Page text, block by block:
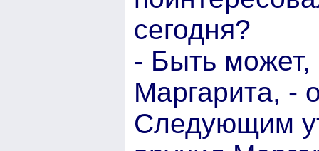
сегодня?
- Быть может,
Маргарита, -
Следующим